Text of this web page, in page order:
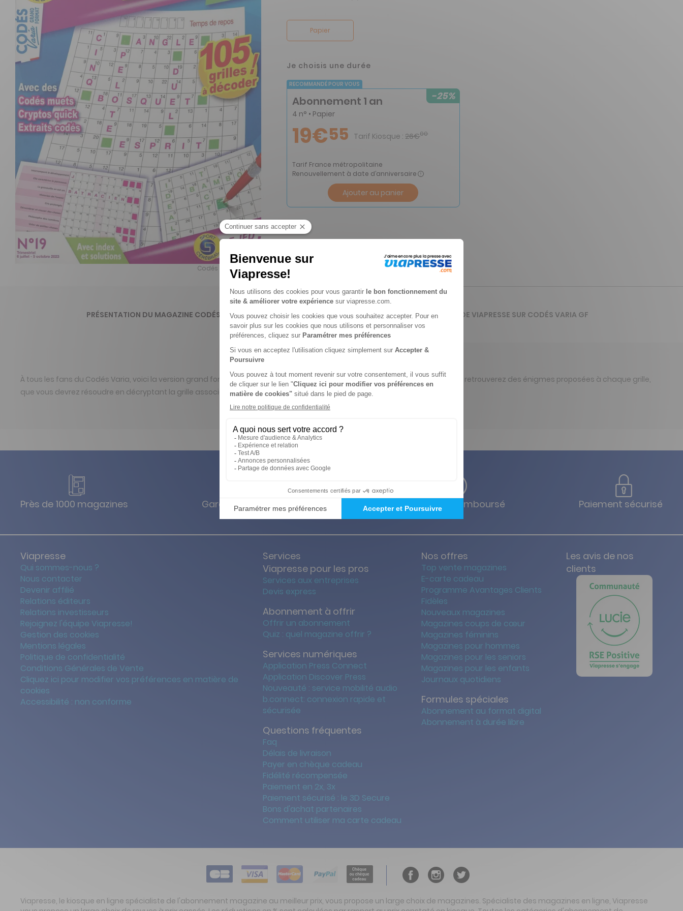
Codés Varia GF n° 31
Papier
Je choisis une durée
RECOMMANDÉ POUR VOUS
-25%
Abonnement 1 an
4 n° • Papier
19€55 Tarif Kiosque : 26€00
Tarif France métropolitaine
Renouvellement à date d’anniversaire
Ajouter au panier
PRÉSENTATION DU MAGAZINE CODÉS VARIA GF
À tous les fans du Codés Varia, voici la version grand format de votre revue préférée ! Dans Codés Varia grand format, vous retrouverez des énigmes proposées à chaque grille,
que vous devrez résoudre en décryptant la grille associée, mais en version géante, pour plus de challenge.
L'AVIS DE VIAPRESSE SUR CODÉS VARIA GF
Près de 1000 magazines Garanties des prix les + bas Satisfait ou remboursé Paiement sécurisé
Viapresse
Qui sommes-nous ?
Nous contacter
Devenir affilié
Relations éditeurs
Relations investisseurs
Rejoignez l'équipe Viapresse!
Gestion des cookies
Mentions légales
Politique de confidentialité
Conditions Générales de Vente
Cliquez ici pour modifier vos préférences en matière de
cookies
Accessibilité : non conforme
Services
Viapresse pour les pros
Services aux entreprises
Devis express
Abonnement à offrir
Offrir un abonnement
Quiz : quel magazine offrir ?
Services numériques
Application Press Connect
Application Discover Press
Nouveauté : service mobilité audio
b.connect: connexion rapide et
sécurisée
Questions fréquentes
Faq
Délais de livraison
Payer en chèque cadeau
Fidélité récompensée
Paiement en 2x, 3x
Paiement sécurisé : le 3D Secure
Bons d'achat partenaires
Comment utiliser ma carte cadeau
Nos offres
Top vente magazines
E-carte cadeau
Programme Avantages Clients
Fidèles
Nouveaux magazines
Magazines coups de cœur
Magazines féminins
Magazines pour hommes
Magazines pour les seniors
Magazines pour les enfants
Journaux quotidiens
Formules spéciales
Abonnement au format digital
Abonnement à durée libre
Les avis de nos
clients
Viapresse, le kiosque en ligne spécialiste de l'abonnement magazine au meilleur prix, vous propose un large choix de magazines. Spécialiste des magazines en ligne, Viapresse